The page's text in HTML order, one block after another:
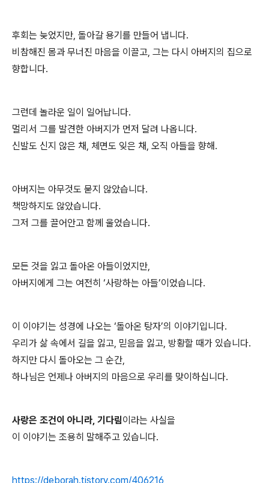
후회는 늦었지만, 돌아갈 용기를 만들어 냅니다.
비참해진 몸과 무너진 마음을 이끌고, 그는 다시 아버지의 집으로
향합니다.
그런데 놀라운 일이 일어납니다.
멀리서 그를 발견한 아버지가 먼저 달려 나옵니다.
신발도 신지 않은 채, 체면도 잊은 채, 오직 아들을 향해.
아버지는 아무것도 묻지 않았습니다.
책망하지도 않았습니다.
그저 그를 끌어안고 함께 울었습니다.
모든 것을 잃고 돌아온 아들이었지만,
아버지에게 그는 여전히 ‘사랑하는 아들’이었습니다.
이 이야기는 성경에 나오는 ‘돌아온 탕자’의 이야기입니다.
우리가 삶 속에서 길을 잃고, 믿음을 잃고, 방황할 때가 있습니다.
하지만 다시 돌아오는 그 순간,
하나님은 언제나 아버지의 마음으로 우리를 맞이하십니다.
사랑은 조건이 아니라, 기다림이라는 사실을
이 이야기는 조용히 말해주고 있습니다.
https://deborah.tistory.com/406216